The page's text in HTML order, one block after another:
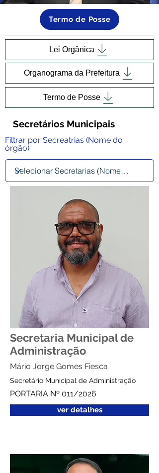
Termo de Posse
Lei Orgânica
Organograma da Prefeitura
Termo de Posse
Secretários Municipais
Filtrar por Secreatrias (Nome do
órgão)
Secretaria Municipal de
Administração
Mário Jorge Gomes Fiesca
Secretário Municipal de Administração
PORTARIA Nº 011/2026
ver detalhes